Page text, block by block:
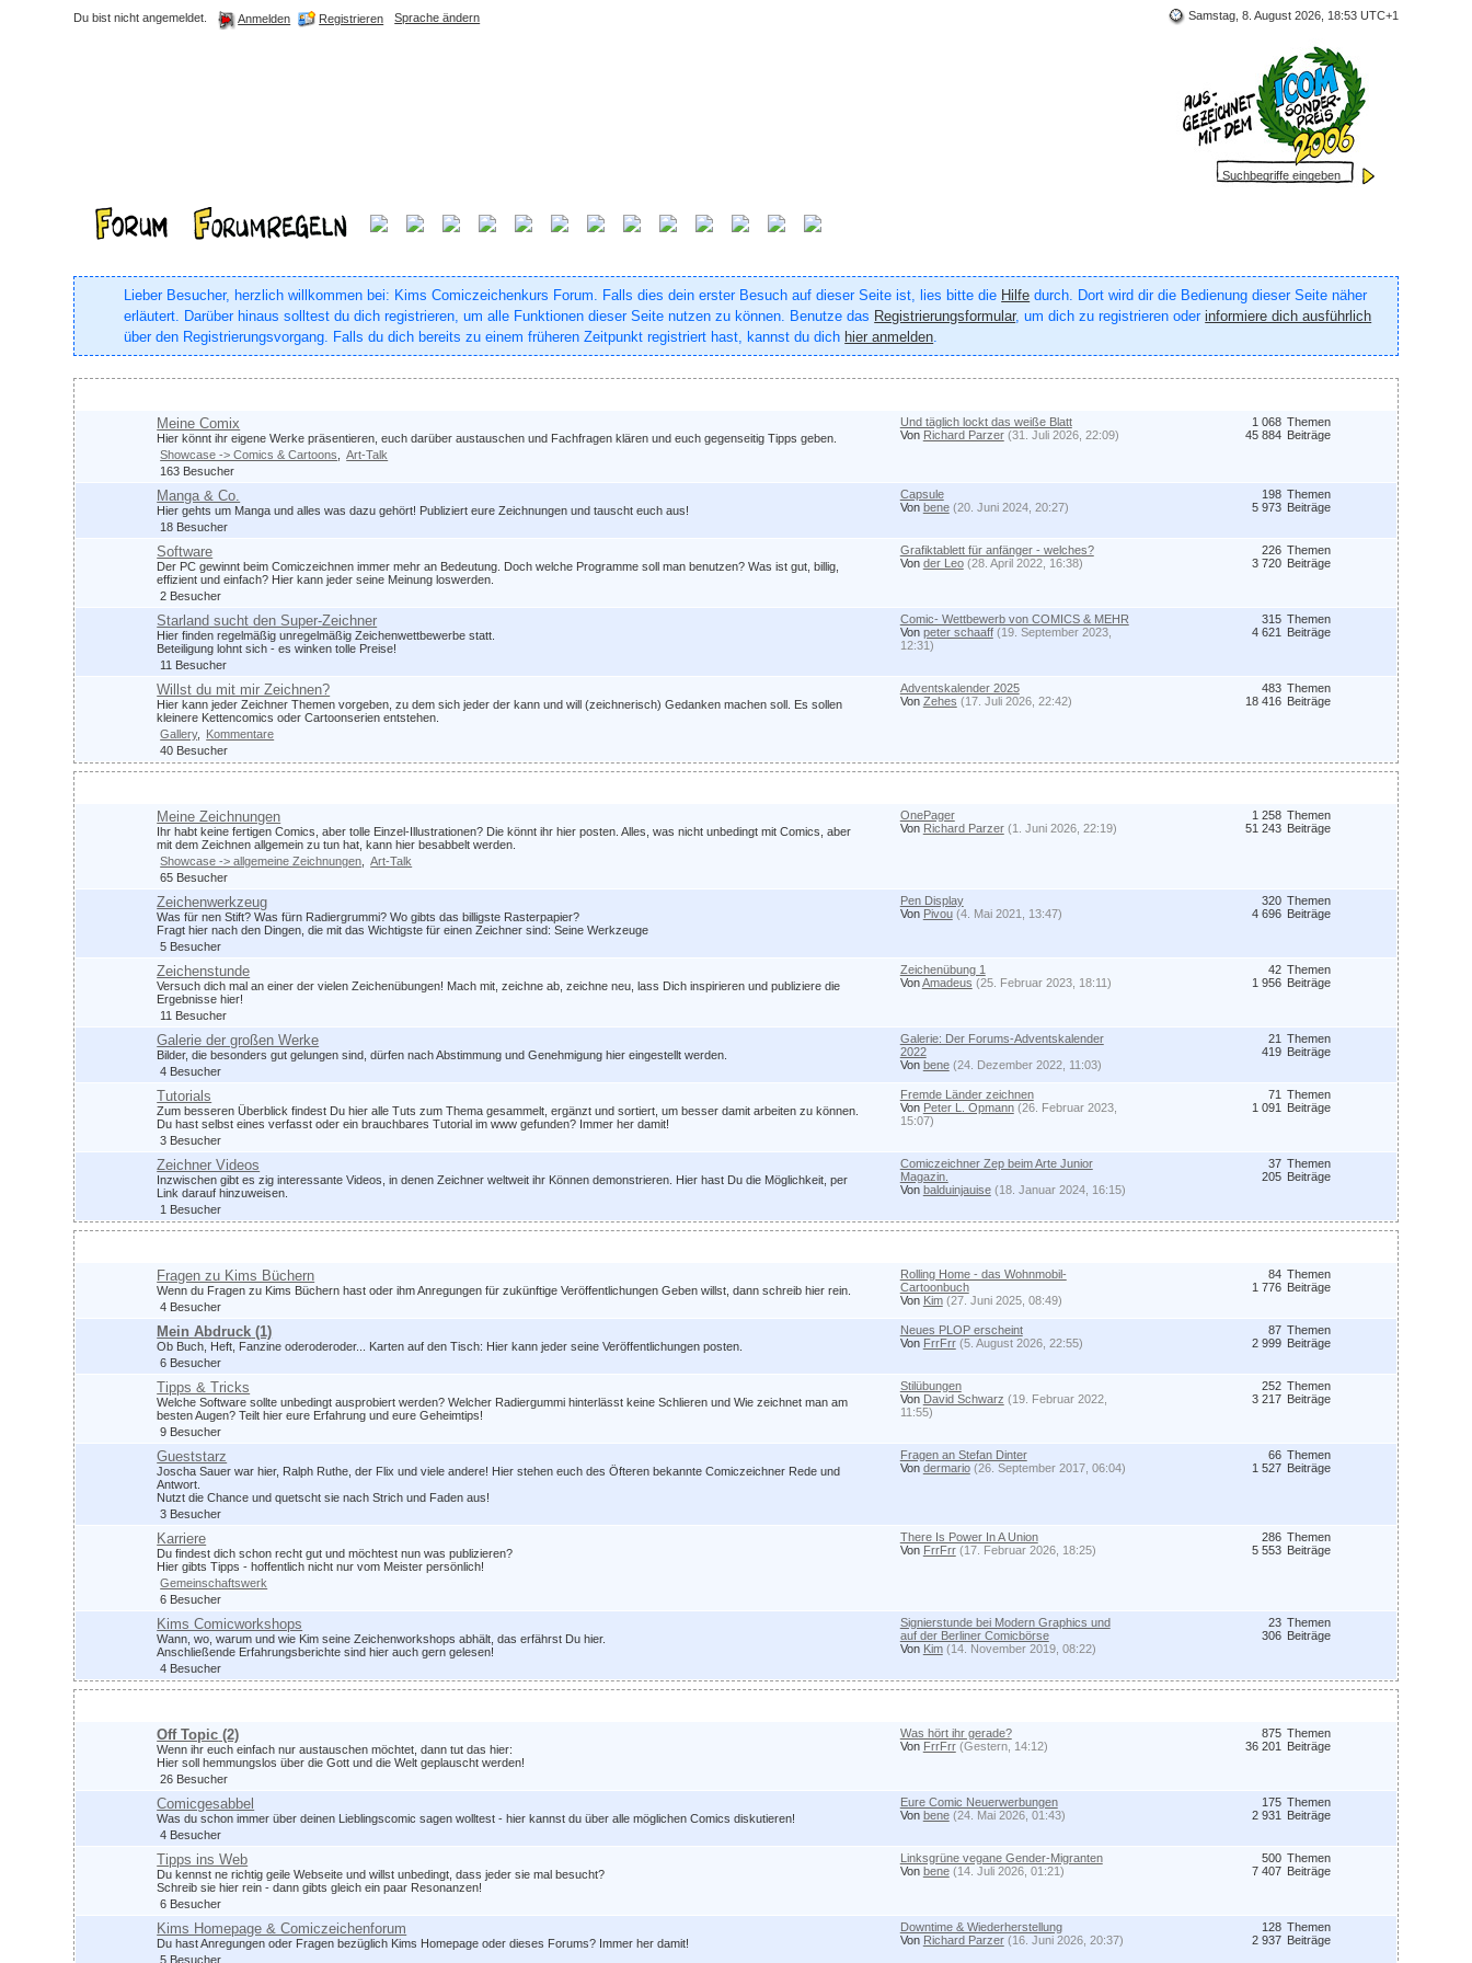
Samstag, 8. August 2026, 18:53 UTC+1
Du bist nicht angemeldet. Anmelden Registrieren Sprache ändern
Lieber Besucher, herzlich willkommen bei: Kims Comiczeichenkurs Forum. Falls dies dein erster Besuch auf dieser Seite ist, lies bitte die Hilfe durch. Dort wird dir die Bedienung dieser Seite näher
erläutert. Darüber hinaus solltest du dich registrieren, um alle Funktionen dieser Seite nutzen zu können. Benutze das Registrierungsformular, um dich zu registrieren oderinformiere dich ausführlich
über den Registrierungsvorgang. Falls du dich bereits zu einem früheren Zeitpunkt registriert hast, kannst du dich hier anmelden.
Meine Comix
Hier könnt ihr eigene Werke präsentieren, euch darüber austauschen und Fachfragen klären und euch gegenseitig Tipps geben.
Showcase -> Comics & Cartoons
Art-Talk
163 Besucher
Und täglich lockt das weiße Blatt
Von Richard Parzer (31. Juli 2026, 22:09)
Themen
1 068
Beiträge
45 884
Manga & Co.
Hier gehts um Manga und alles was dazu gehört! Publiziert eure Zeichnungen und tauscht euch aus!
18 Besucher
Capsule
Von bene (20. Juni 2024, 20:27)
Themen
198
Beiträge
5 973
Software
Der PC gewinnt beim Comiczeichnen immer mehr an Bedeutung. Doch welche Programme soll man benutzen? Was ist gut, billig,
effizient und einfach? Hier kann jeder seine Meinung loswerden.
2 Besucher
Grafiktablett für anfänger - welches?
Von der Leo (28. April 2022, 16:38)
Themen
226
Beiträge
3 720
Starland sucht den Super-Zeichner
Hier finden regelmäßig unregelmäßig Zeichenwettbewerbe statt.
Beteiligung lohnt sich - es winken tolle Preise!
11 Besucher
Comic- Wettbewerb von COMICS & MEHR
Von peter schaaff (19. September 2023,
12:31)
Themen
315
Beiträge
4 621
Willst du mit mir Zeichnen?
Hier kann jeder Zeichner Themen vorgeben, zu dem sich jeder der kann und will (zeichnerisch) Gedanken machen soll. Es sollen
kleinere Kettencomics oder Cartoonserien entstehen.
Gallery
Kommentare
40 Besucher
Adventskalender 2025
Von Zehes (17. Juli 2026, 22:42)
Themen
483
Beiträge
18 416
Meine Zeichnungen
Ihr habt keine fertigen Comics, aber tolle Einzel-Illustrationen? Die könnt ihr hier posten. Alles, was nicht unbedingt mit Comics, aber
mit dem Zeichnen allgemein zu tun hat, kann hier besabbelt werden.
Showcase -> allgemeine Zeichnungen
Art-Talk
65 Besucher
OnePager
Von Richard Parzer (1. Juni 2026, 22:19)
Themen
1 258
Beiträge
51 243
Zeichenwerkzeug
Was für nen Stift? Was fürn Radiergrummi? Wo gibts das billigste Rasterpapier?
Fragt hier nach den Dingen, die mit das Wichtigste für einen Zeichner sind: Seine Werkzeuge
5 Besucher
Pen Display
Von Pivou (4. Mai 2021, 13:47)
Themen
320
Beiträge
4 696
Zeichenstunde
Versuch dich mal an einer der vielen Zeichenübungen! Mach mit, zeichne ab, zeichne neu, lass Dich inspirieren und publiziere die
Ergebnisse hier!
11 Besucher
Zeichenübung 1
VonAmadeus (25. Februar 2023, 18:11)
Themen
42
Beiträge
1 956
Galerie der großen Werke
Bilder, die besonders gut gelungen sind, dürfen nach Abstimmung und Genehmigung hier eingestellt werden.
4 Besucher
Galerie: Der Forums-Adventskalender
2022
Von bene (24. Dezember 2022, 11:03)
Themen
21
Beiträge
419
Tutorials
Zum besseren Überblick findest Du hier alle Tuts zum Thema gesammelt, ergänzt und sortiert, um besser damit arbeiten zu können.
Du hast selbst eines verfasst oder ein brauchbares Tutorial im www gefunden? Immer her damit!
3 Besucher
Fremde Länder zeichnen
Von Peter L. Opmann (26. Februar 2023,
15:07)
Themen
71
Beiträge
1 091
Zeichner Videos
Inzwischen gibt es zig interessante Videos, in denen Zeichner weltweit ihr Können demonstrieren. Hier hast Du die Möglichkeit, per
Link darauf hinzuweisen.
1 Besucher
Comiczeichner Zep beim Arte Junior
Magazin.
Von balduinjauise (18. Januar 2024, 16:15)
Themen
37
Beiträge
205
Fragen zu Kims Büchern
Wenn du Fragen zu Kims Büchern hast oder ihm Anregungen für zukünftige Veröffentlichungen Geben willst, dann schreib hier rein.
4 Besucher
Rolling Home - das Wohnmobil-
Cartoonbuch
Von Kim (27. Juni 2025, 08:49)
Themen
84
Beiträge
1 776
Mein Abdruck (1)
Ob Buch, Heft, Fanzine oderoderoder... Karten auf den Tisch: Hier kann jeder seine Veröffentlichungen posten.
6 Besucher
Neues PLOP erscheint
Von FrrFrr (5. August 2026, 22:55)
Themen
87
Beiträge
2 999
Tipps & Tricks
Welche Software sollte unbedingt ausprobiert werden? Welcher Radiergummi hinterlässt keine Schlieren und Wie zeichnet man am
besten Augen? Teilt hier eure Erfahrung und eure Geheimtips!
9 Besucher
Stilübungen
Von David Schwarz (19. Februar 2022,
11:55)
Themen
252
Beiträge
3 217
Gueststarz
Joscha Sauer war hier, Ralph Ruthe, der Flix und viele andere! Hier stehen euch des Öfteren bekannte Comiczeichner Rede und
Antwort.
Nutzt die Chance und quetscht sie nach Strich und Faden aus!
3 Besucher
Fragen an Stefan Dinter
Von dermario (26. September 2017, 06:04)
Themen
66
Beiträge
1 527
Karriere
Du findest dich schon recht gut und möchtest nun was publizieren?
Hier gibts Tipps - hoffentlich nicht nur vom Meister persönlich!
Gemeinschaftswerk
6 Besucher
There Is Power In A Union
Von FrrFrr (17. Februar 2026, 18:25)
Themen
286
Beiträge
5 553
Kims Comicworkshops
Wann, wo, warum und wie Kim seine Zeichenworkshops abhält, das erfährst Du hier.
Anschließende Erfahrungsberichte sind hier auch gern gelesen!
4 Besucher
Signierstunde bei Modern Graphics und
auf der Berliner Comicbörse
Von Kim (14. November 2019, 08:22)
Themen
23
Beiträge
306
Off Topic (2)
Wenn ihr euch einfach nur austauschen möchtet, dann tut das hier:
Hier soll hemmungslos über die Gott und die Welt geplauscht werden!
26 Besucher
Was hört ihr gerade?
Von FrrFrr (Gestern, 14:12)
Themen
875
Beiträge
36 201
Comicgesabbel
Was du schon immer über deinen Lieblingscomic sagen wolltest - hier kannst du über alle möglichen Comics diskutieren!
4 Besucher
Eure Comic Neuerwerbungen
Von bene (24. Mai 2026, 01:43)
Themen
175
Beiträge
2 931
Tipps ins Web
Du kennst ne richtig geile Webseite und willst unbedingt, dass jeder sie mal besucht?
Schreib sie hier rein - dann gibts gleich ein paar Resonanzen!
6 Besucher
Linksgrüne vegane Gender-Migranten
Von bene (14. Juli 2026, 01:21)
Themen
500
Beiträge
7 407
Kims Homepage & Comiczeichenforum
Du hast Anregungen oder Fragen bezüglich Kims Homepage oder dieses Forums? Immer her damit!
5 Besucher
Downtime & Wiederherstellung
Von Richard Parzer (16. Juni 2026, 20:37)
Themen
128
Beiträge
2 937